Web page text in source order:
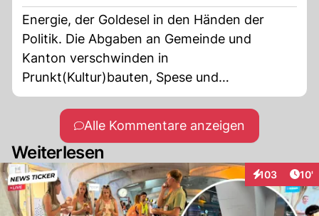
Energie, der Goldesel in den Händen der
Politik. Die Abgaben an Gemeinde und
Kanton verschwinden in
Prunkt(Kultur)bauten, Spese und
Sitzungsgelder. Richtg wäre eine
Zweckgebunde verwendung für die Energie-
Grundversorgung.
Alle Kommentare anzeigen
Weiterlesen
103
Interaktionen
10'